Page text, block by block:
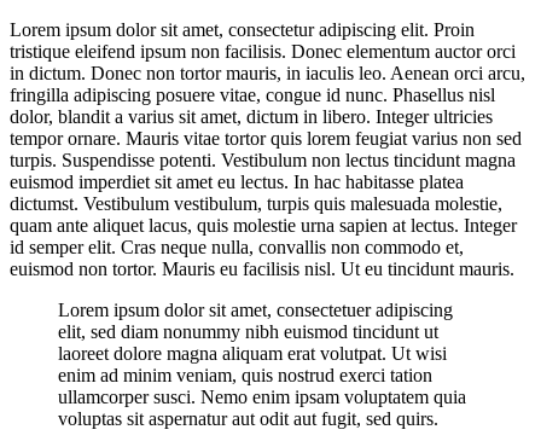
Lorem ipsum dolor sit amet, consectetur adipiscing elit. Proin
tristique eleifend ipsum non facilisis. Donec elementum auctor orci
in dictum. Donec non tortor mauris, in iaculis leo. Aenean orci arcu,
fringilla adipiscing posuere vitae, congue id nunc. Phasellus nisl
dolor, blandit a varius sit amet, dictum in libero. Integer ultricies
tempor ornare. Mauris vitae tortor quis lorem feugiat varius non sed
turpis. Suspendisse potenti. Vestibulum non lectus tincidunt magna
euismod imperdiet sit amet eu lectus. In hac habitasse platea
dictumst. Vestibulum vestibulum, turpis quis malesuada molestie,
quam ante aliquet lacus, quis molestie urna sapien at lectus. Integer
id semper elit. Cras neque nulla, convallis non commodo et,
euismod non tortor. Mauris eu facilisis nisl. Ut eu tincidunt mauris.
Lorem ipsum dolor sit amet, consectetuer adipiscing
elit, sed diam nonummy nibh euismod tincidunt ut
laoreet dolore magna aliquam erat volutpat. Ut wisi
enim ad minim veniam, quis nostrud exerci tation
ullamcorper susci. Nemo enim ipsam voluptatem quia
voluptas sit aspernatur aut odit aut fugit, sed quirs.